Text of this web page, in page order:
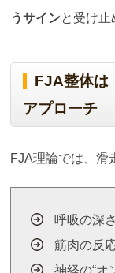
うサインと受け止
FJA整体は
アプローチ
FJA理論では、滑
呼吸の深さ
筋肉の反
神経の“オ